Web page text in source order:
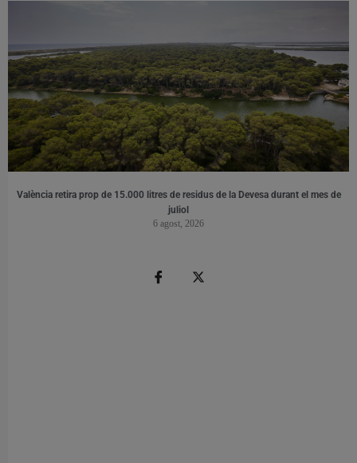
València retira prop de 15.000 litres de residus de la Devesa durant el mes de
juliol
6 agost, 2026